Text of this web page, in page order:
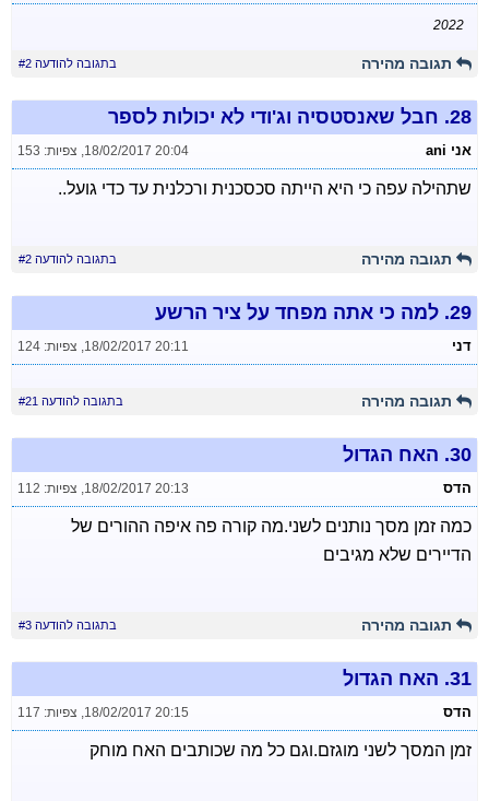
2022
תגובה מהירה בתגובה להודעה #2
28. חבל שאנסטסיה וג'ודי לא יכולות לספר
אני ani 18/02/2017 20:04
, צפיות: 153
שתהילה עפה כי היא הייתה סכסכנית ורכלנית עד כדי גועל..
תגובה מהירה בתגובה להודעה #2
29. למה כי אתה מפחד על ציר הרשע
דני 18/02/2017 20:11
, צפיות: 124
תגובה מהירה בתגובה להודעה #21
30. האח הגדול
הדס 18/02/2017 20:13
, צפיות: 112
כמה זמן מסך נותנים לשני.מה קורה פה איפה ההורים של
הדיירים שלא מגיבים
תגובה מהירה בתגובה להודעה #3
31. האח הגדול
הדס 18/02/2017 20:15
, צפיות: 117
זמן המסך לשני מוגזם.וגם כל מה שכותבים האח מוחק